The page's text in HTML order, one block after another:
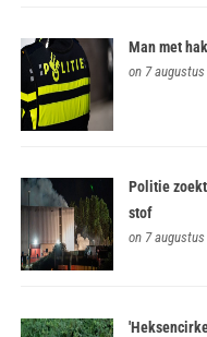
Man met
on 7
Politie
stof
on 7